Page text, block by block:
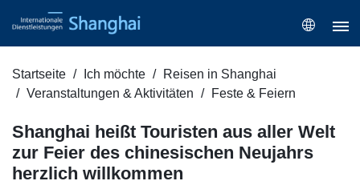
Startseite Ich möchte
Reisen in Shanghai
Veranstaltungen & Aktivitäten
Feste & Feiern
Shanghai heißt Touristen aus aller Welt
zur Feier des chinesischen Neujahrs
herzlich willkommen